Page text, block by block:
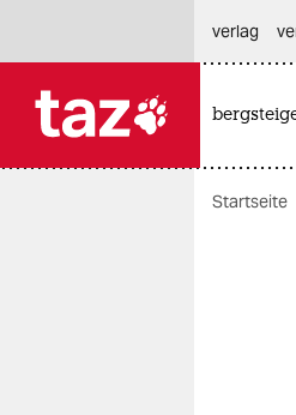
verlag
Startseite